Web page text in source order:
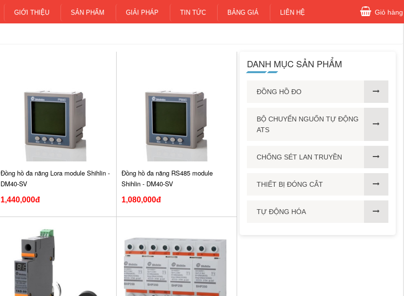
GIỚI THIỆU SẢN PHẨM GIẢI PHÁP TIN TỨC BẢNG GIÁ LIÊN HỆ Giỏ hàng
Đồng hồ đa năng Lora module Shihlin -
DM40-SV
1,440,000đ
Đồng hồ đa năng RS485 module
Shihlin - DM40-SV
1,080,000đ
DANH MỤC SẢN PHẨM
ĐỒNG HỒ ĐO
BỘ CHUYỂN NGUỐN TỰ ĐỘNG
ATS
CHỐNG SÉT LAN TRUYỀN
THIẾT BỊ ĐÓNG CẮT
TỰ ĐỘNG HÓA